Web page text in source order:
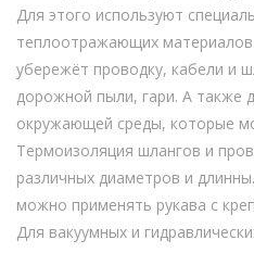
Для этого используют
теплоотражающих
убережёт проводку, кабели и
дорожной пыли, гари. А также
окружающей среды, которые
Термоизоляция шлангов и
различных диаметров и
можно применять рукава с
Для вакуумных и